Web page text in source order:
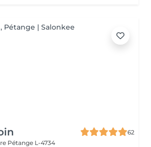
62
Pétange L-4734